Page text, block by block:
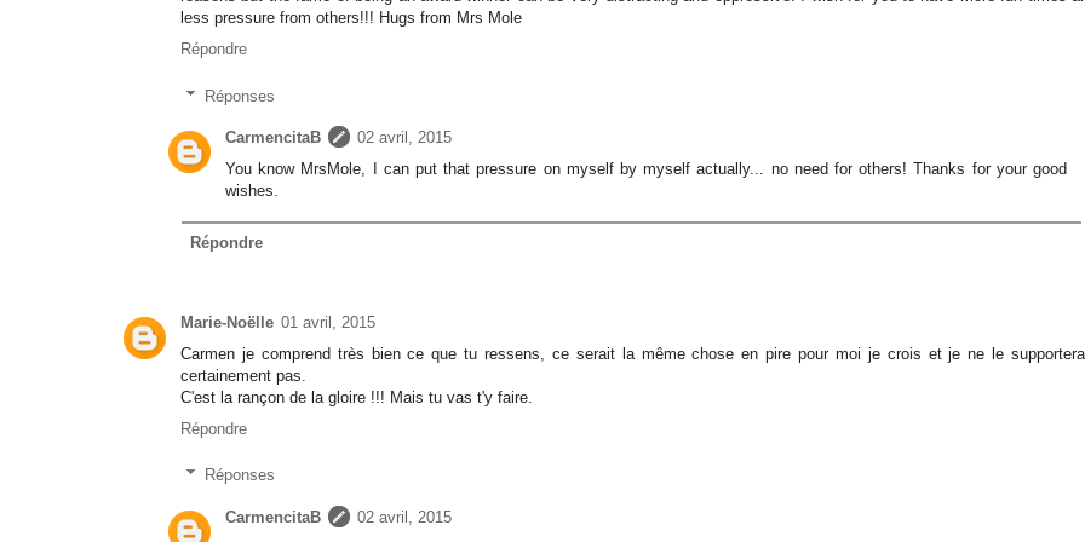
less pressure from others!!! Hugs from Mrs Mole
Répondre
Réponses
CarmencitaB
02 avril, 2015
You know MrsMole, I can put that pressure on myself by myself actually... no need for others! Thanks for your good
wishes.
Répondre
Marie-Noëlle 01 avril, 2015
Carmen je comprend très bien ce que tu ressens, ce serait la même chose en pire pour moi je crois et je ne le
certainement pas.
C'est la rançon de la gloire !!! Mais tu vas t'y faire.
Répondre
Réponses
CarmencitaB
02 avril, 2015